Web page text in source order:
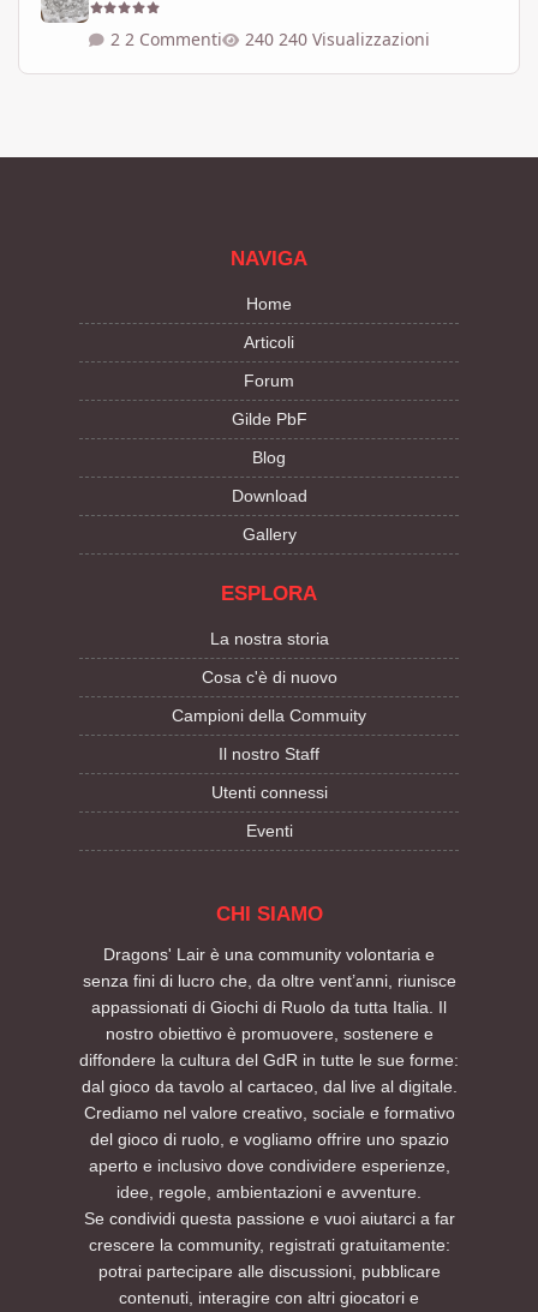
2 Commenti 240 Visualizzazioni
NAVIGA
Home
Articoli
Forum
Gilde PbF
Blog
Download
Gallery
ESPLORA
La nostra storia
Cosa c'è di nuovo
Campioni della Commuity
Il nostro Staff
Utenti connessi
Eventi
CHI SIAMO
Dragons' Lair è una community volontaria e
senza fini di lucro che, da oltre vent’anni, riunisce
appassionati di Giochi di Ruolo da tutta Italia. Il
nostro obiettivo è promuovere, sostenere e
diffondere la cultura del GdR in tutte le sue forme:
dal gioco da tavolo al cartaceo, dal live al digitale.
Crediamo nel valore creativo, sociale e formativo
del gioco di ruolo, e vogliamo offrire uno spazio
aperto e inclusivo dove condividere esperienze,
idee, regole, ambientazioni e avventure.
Se condividi questa passione e vuoi aiutarci a far
crescere la community, registrati gratuitamente:
potrai partecipare alle discussioni, pubblicare
contenuti, interagire con altri giocatori e